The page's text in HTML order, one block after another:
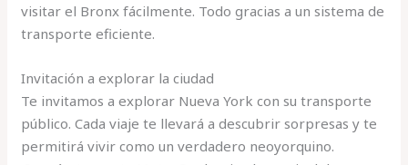
visitar el Bronx fácilmente. Todo gracias a un sistema de
transporte eficiente.
Invitación a explorar la ciudad
Te invitamos a explorar Nueva York con su transporte
público. Cada viaje te llevará a descubrir sorpresas y te
permitirá vivir como un verdadero neoyorquino.